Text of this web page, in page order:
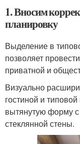
1. Вносим
планировку
Выделение в
позволяет
приватной и
Визуально
гостиной и
вытянутую форму
стеклянной стены.